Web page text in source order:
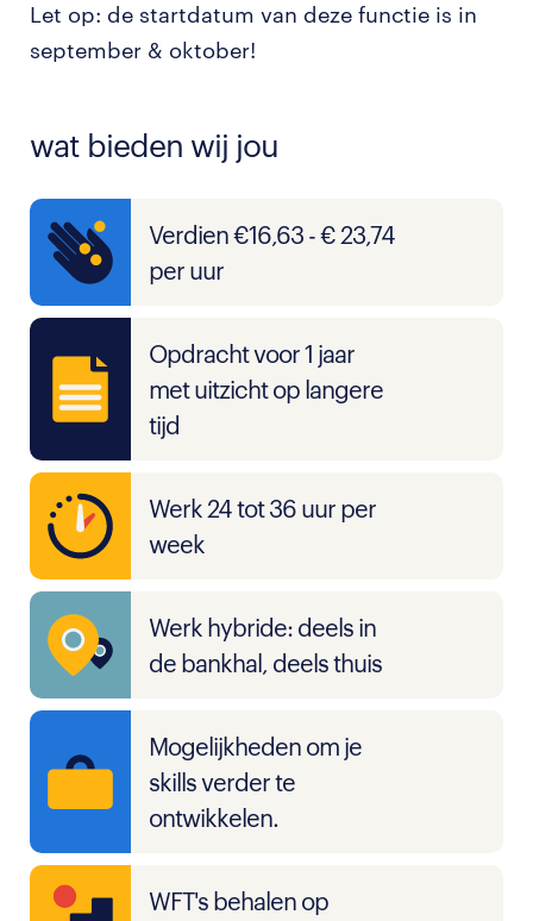
Let op: de startdatum van deze functie is in
september & oktober!
wat bieden wij jou
Verdien €16,63 - € 23,74
per uur
Opdracht voor 1 jaar
met uitzicht op langere
tijd
Werk 24 tot 36 uur per
week
Werk hybride: deels in
de bankhal, deels thuis
Mogelijkheden om je
skills verder te
ontwikkelen.
WFT's behalen op